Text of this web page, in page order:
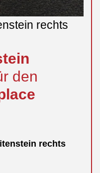
rechts
den
rechts